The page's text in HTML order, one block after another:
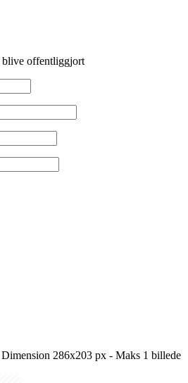
offentliggjort
286x203 px - Maks 1 billede